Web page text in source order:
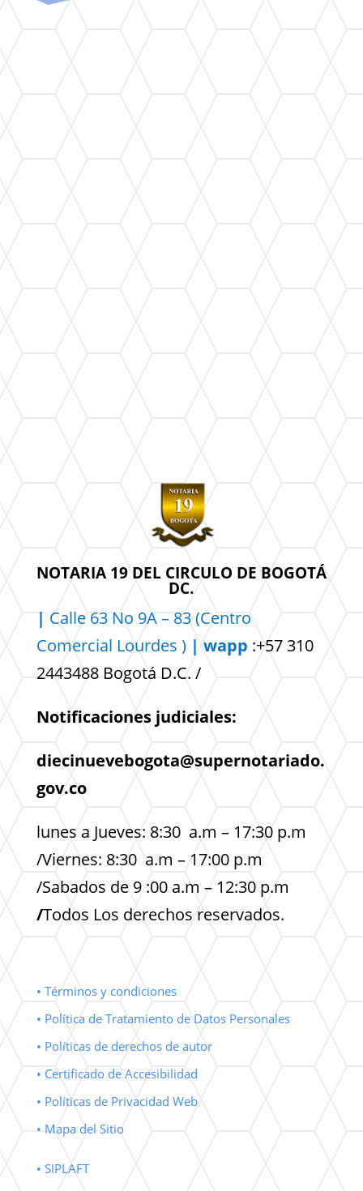
NOTARIA 19 DEL CIRCULO DE BOGOTÁ
DC.
| Calle 63 No 9A – 83 (Centro
Comercial Lourdes ) | wapp :+57 310
2443488 Bogotá D.C. /
Notificaciones judiciales:
diecinuevebogota@supernotariado.
gov.co
lunes a Jueves: 8:30 a.m – 17:30 p.m
/Viernes: 8:30 a.m – 17:00 p.m
/Sabados de 9 :00 a.m – 12:30 p.m
/Todos Los derechos reservados.
• Términos y condiciones
• Política de Tratamiento de Datos Personales
• Políticas de derechos de autor
• Certificado de Accesibilidad
• Políticas de Privacidad Web
• Mapa del Sitio
• SIPLAFT